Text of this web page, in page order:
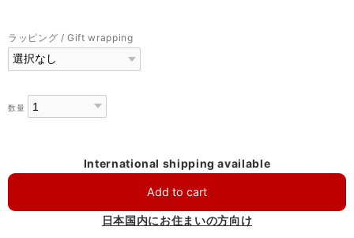
ラッピング / Gift wrapping
数量
International shipping available
Add to cart
日本国内にお住まいの方向け